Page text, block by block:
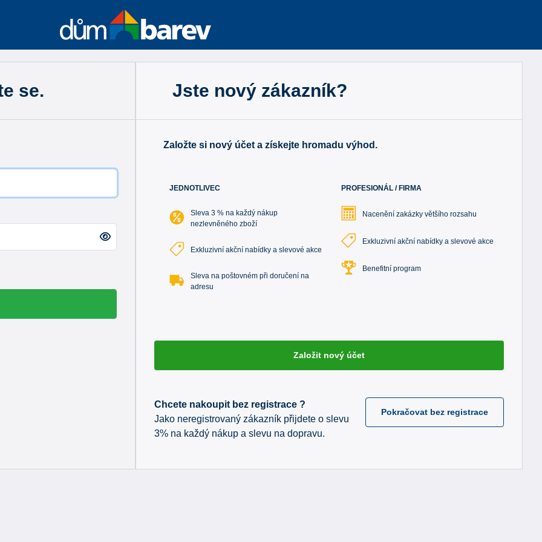
se. Jste nový zákazník?
Založte si nový účet a získejte hromadu výhod.
JEDNOTLIVEC
Sleva 3 % na každý nákup
nezlevněného zboží
Exkluzivní akční nabídky a slevové akce
Sleva na poštovném při doručení na
adresu
PROFESIONÁL / FIRMA
Nacenění zakázky většího rozsahu
Exkluzivní akční nabídky a slevové akce
Benefitní program
Založit nový účet
Chcete nakoupit bez registrace ?
Jako neregistrovaný zákazník přijdete o slevu
3% na každý nákup a slevu na dopravu.
Pokračovat bez registrace